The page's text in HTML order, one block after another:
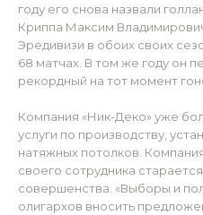
году его снова назвали
Криппа Максим
Эредивизи в обоих своих
68 матчах. В том же году он
рекордный на тот момент
Компания «Ник-Деко» уже
услуги по производству,
натяжных потолков.
своего сотрудника
совершенства. «Выборы и
олигархов вносить